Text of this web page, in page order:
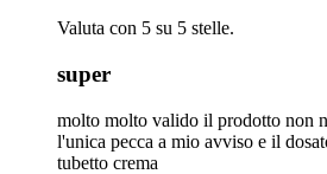
Valuta con 5 su 5 stelle.
super
molto molto valido il prodotto non
l'unica pecca a mio avviso e il
tubetto crema